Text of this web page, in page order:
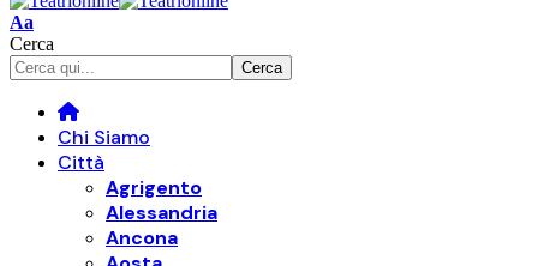
Font
Resizer
Aa
Cerca
Chi Siamo
Città
Agrigento
Alessandria
Ancona